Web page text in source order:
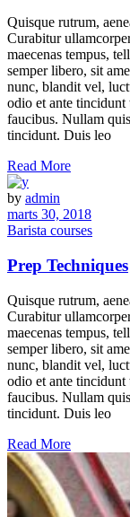
Quisque rutrum,
Curabitur
maecenas tempus,
semper libero, sit
nunc, blandit vel,
odio et ante tincidunt
faucibus. Nullam
tincidunt. Duis leo
Read More
by admin
marts 30, 2018
Barista courses
Prep Techniques
Quisque rutrum,
Curabitur
maecenas tempus,
semper libero, sit
nunc, blandit vel,
odio et ante tincidunt
faucibus. Nullam
tincidunt. Duis leo
Read More